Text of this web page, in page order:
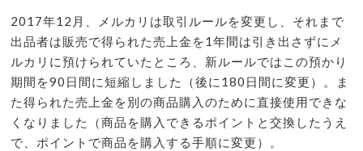
2017年12月、メルカリは取引ルールを変更し、それまで
出品者は販売で得られた売上金を1年間は引き出さずにメ
ルカリに預けられていたところ、新ルールではこの預かり
期間を90日間に短縮しました（後に180日間に変更）。ま
た得られた売上金を別の商品購入のために直接使用できな
くなりました（商品を購入できるポイントと交換したうえ
で、ポイントで商品を購入する手順に変更）。